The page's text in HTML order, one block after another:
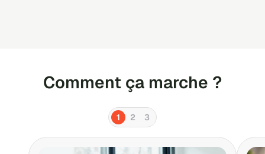
Comment ça marche ?
1 2 3